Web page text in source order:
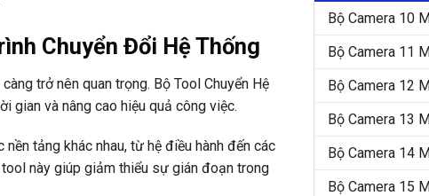
Chuyển Đổi Hệ Thống
trở nên quan trọng. Bộ Tool Chuyển Hệ
gian và nâng cao hiệu quả công việc.
tảng khác nhau, từ hệ điều hành đến các
này giúp giảm thiểu sự gián đoạn trong
Bộ Camera 10
Bộ Camera 11
Bộ Camera 12
Bộ Camera 13
Bộ Camera 14
Bộ Camera 15